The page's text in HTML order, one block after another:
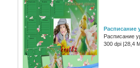
Расписание
Расписание
300 dpi |28,4